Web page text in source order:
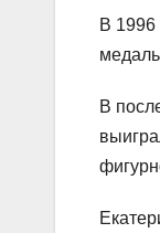
В 1996
В